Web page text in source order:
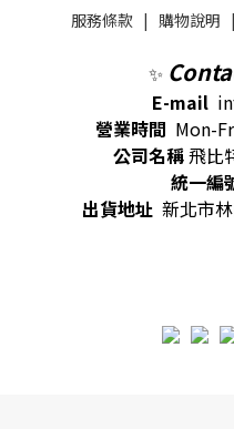
服務條款| 購物說明 |
✨
E-mail
營業時間 Mon-
公司名稱飛比
統一編
出貨地址 新北市